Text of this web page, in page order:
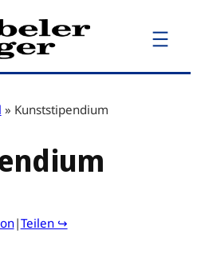
» Kunststipendium
|Teilen ↪